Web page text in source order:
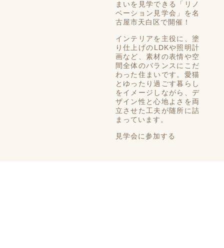
まいを見学できる
「リノ
ベーション見学会」を名
古屋市天白区で開催！
インテリアを主役に、塗
り仕上げのLDKや照明計
画など、素材の表情や空
間全体のバランスにこだ
わった住まいです。愛猫
とゆったり過ごす暮らし
をイメージしながら、デ
ザイン性と心地よさを両
立させた工夫が随所に詰
まっています。
見学会に参加する